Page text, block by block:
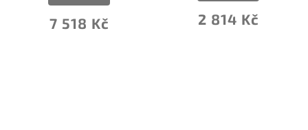
7 518 Kč 2 814 Kč